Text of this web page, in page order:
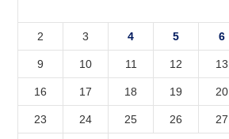
2 3 4 5 6
9 10 11 12 13
16 17 18 19 20
23 24 25 26 27